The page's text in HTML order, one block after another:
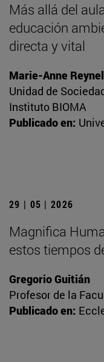
Más allá del
educación
directa y vital
Marie-Anne
Unidad de
Instituto BIOMA
Publicado en:
29 | 05 | 2026
Magnifica
estos tiempos
Gregorio Guitián
Profesor de la
Publicado en: